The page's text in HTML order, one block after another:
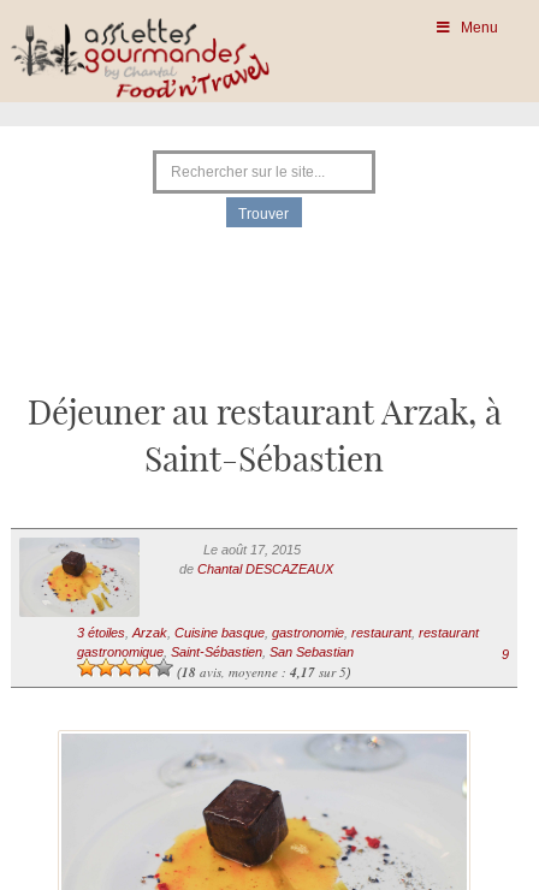
Menu
Déjeuner au restaurant Arzak, à
Saint-Sébastien
Le août 17, 2015
de Chantal DESCAZEAUX
3 étoiles,Arzak, Cuisine basque, gastronomie, restaurant, restaurant
gastronomique, Saint-Sébastien, San Sebastian
(18 avis, moyenne : 4,17sur 5)
9